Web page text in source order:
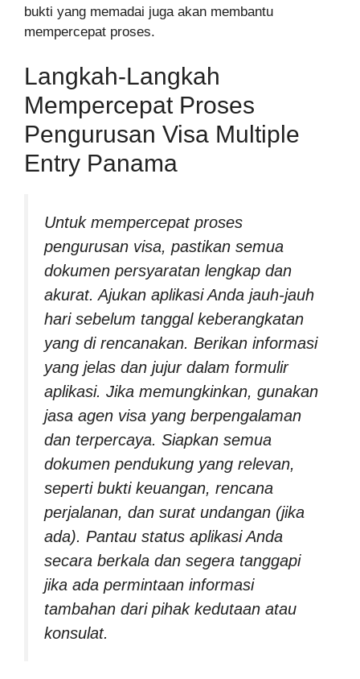
bukti yang memadai juga akan membantu
mempercepat proses.
Langkah-Langkah
Mempercepat Proses
Pengurusan Visa Multiple
Entry Panama
Untuk mempercepat proses
pengurusan visa, pastikan semua
dokumen persyaratan lengkap dan
akurat. Ajukan aplikasi Anda jauh-jauh
hari sebelum tanggal keberangkatan
yang di rencanakan. Berikan informasi
yang jelas dan jujur dalam formulir
aplikasi. Jika memungkinkan, gunakan
jasa agen visa yang berpengalaman
dan terpercaya. Siapkan semua
dokumen pendukung yang relevan,
seperti bukti keuangan, rencana
perjalanan, dan surat undangan (jika
ada). Pantau status aplikasi Anda
secara berkala dan segera tanggapi
jika ada permintaan informasi
tambahan dari pihak kedutaan atau
konsulat.